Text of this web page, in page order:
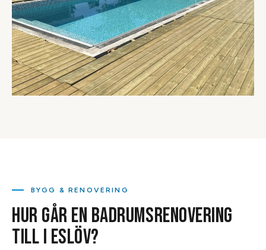
BYGG & RENOVERING
HUR GÅR EN BADRUMSRENOVERING
TILL I ESLÖV?